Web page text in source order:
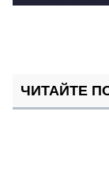
ЧИТАЙТЕ